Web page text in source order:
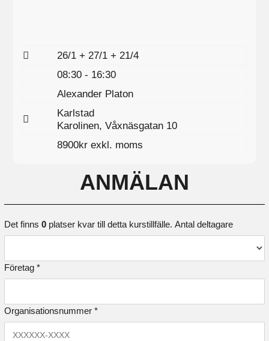
26/1 + 27/1 + 21/4
08:30 - 16:30
Alexander Platon
Karlstad
Karolinen, Våxnäsgatan 10
8900kr exkl. moms
ANMÄLAN
Det finns0 platser kvar till detta kurstillfälle. Antal deltagare
Företag *
Organisationsnummer *